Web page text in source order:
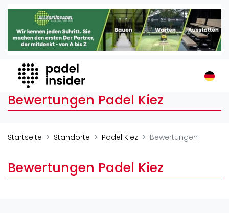
Padel Insider
Home
Organisationen
Buchungssysteme
Padel-Shops
Padelplatzbauer
Veranstaltungen
Bewertungen Padel Kiez
Startseite Standorte Padel Kiez Bewertungen
Bewertungen Padel Kiez